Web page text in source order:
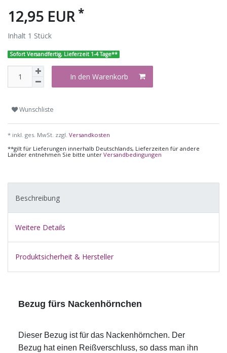
12,95 EUR *
Inhalt 1 Stück
Sofort Versandfertig, Lieferzeit 1-4 Tage**
In den Warenkorb
Wunschliste
* inkl. ges. MwSt. zzgl. Versandkosten
**gilt für Lieferungen innerhalb Deutschlands, Lieferzeiten für andere
Länder entnehmen Sie bitte unter Versandbedingungen
Beschreibung
Weitere Details
Produktsicherheit & Hersteller
Bezug fürs Nackenhörnchen
Dieser Bezug ist für das Nackenhörnchen. Der
Bezug hat einen Reißverschluss, so dass man ihn